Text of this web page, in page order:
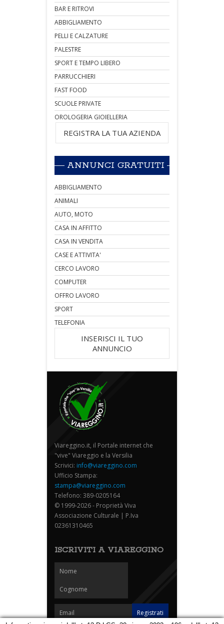
BAR E RITROVI
ABBIGLIAMENTO
PELLI E CALZATURE
PALESTRE
SPORT E TEMPO LIBERO
PARRUCCHIERI
FAST FOOD
SCUOLE PRIVATE
OROLOGERIA GIOIELLERIA
REGISTRA LA TUA AZIENDA
ANNUNCI GRATUITI
ABBIGLIAMENTO
ANIMALI
AUTO, MOTO
CASA IN AFFITTO
CASA IN VENDITA
CASE E ATTIVITA'
CERCO LAVORO
COMPUTER
OFFRO LAVORO
SPORT
TELEFONIA
INSERISCI IL TUO
ANNUNCIO
Viareggino.it, il Portale internet che
"vive" Viareggio e la Versilia
Scrivici: info@viareggino.com
Ufficio Stampa:
stampa@viareggino.com
Telefono: 389-0205164
© 1999-2026 - Proprietà Viva
Associazione Culturale | P.Iva
02361310465
ISCRIVITI A VIAREGGINO